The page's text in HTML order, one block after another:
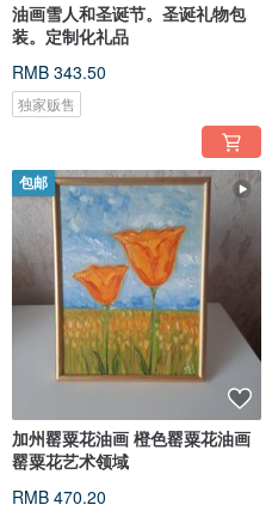
油画雪人和圣诞节。圣诞礼物包
装。定制化礼品
RMB 343.50
独家贩售
包邮
加州罂粟花油画 橙色罂粟花油画
罂粟花艺术领域
RMB 470.20